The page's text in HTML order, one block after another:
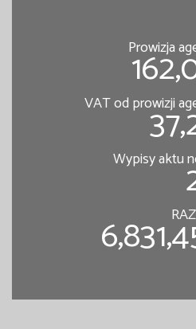
Prowizja
VAT od prowizji
Wypisy aktu